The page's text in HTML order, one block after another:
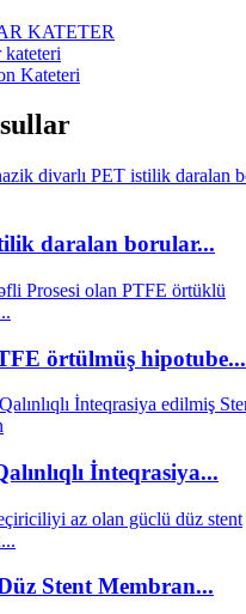
KATETER
Kateteri
daralan borular...
örtülmüş hipotube...
İnteqrasiya...
Stent Membran...